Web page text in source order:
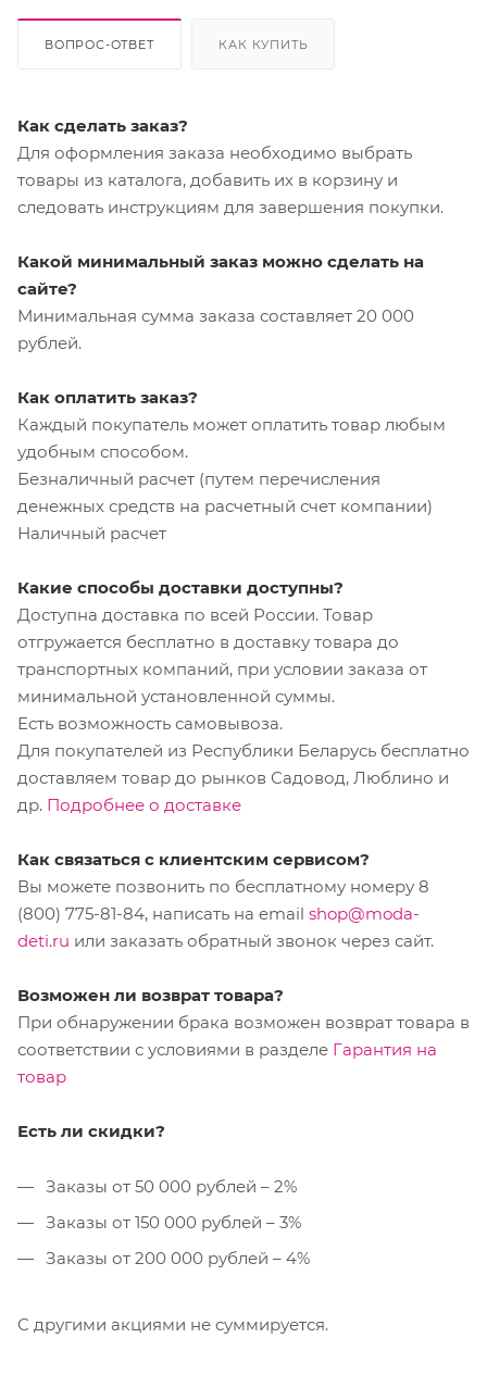
ВОПРОС-ОТВЕТ КАК КУПИТЬ
Как сделать заказ?
Для оформления заказа необходимо выбрать
товары из каталога, добавить их в корзину и
следовать инструкциям для завершения покупки.
Какой минимальный заказ можно сделать на
сайте?
Минимальная сумма заказа составляет 20 000
рублей.
Как оплатить заказ?
Каждый покупатель может оплатить товар любым
удобным способом.
Безналичный расчет (путем перечисления
денежных средств на расчетный счет компании)
Наличный расчет
Какие способы доставки доступны?
Доступна доставка по всей России. Товар
отгружается бесплатно в доставку товара до
транспортных компаний, при условии заказа от
минимальной установленной суммы.
Есть возможность самовывоза.
Для покупателей из Республики Беларусь бесплатно
доставляем товар до рынков Садовод, Люблино и
др. Подробнее о доставке
Как связаться с клиентским сервисом?
Вы можете позвонить по бесплатному номеру 8
(800) 775-81-84, написать на email shop@moda-
deti.ru или заказать обратный звонок через сайт.
Возможен ли возврат товара?
При обнаружении брака возможен возврат товара в
соответствии с условиями в разделе Гарантия на
товар
Есть ли скидки?
Заказы от 50 000 рублей – 2%
Заказы от 150 000 рублей – 3%
Заказы от 200 000 рублей – 4%
С другими акциями не суммируется.